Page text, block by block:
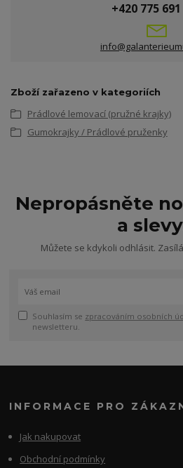
+420 775
Zboží zařazeno v kategoriích
Prádlové lemovací (pružné krajky)
Gumokrajky / Prádlové pruženky
Nepropásněte
a
Můžete se kdykoli odhlásit.
Souhlasím se zpracováním osobních
newsletteru.
INFORMACE PRO
Jak nakupovat
Obchodní podmínky